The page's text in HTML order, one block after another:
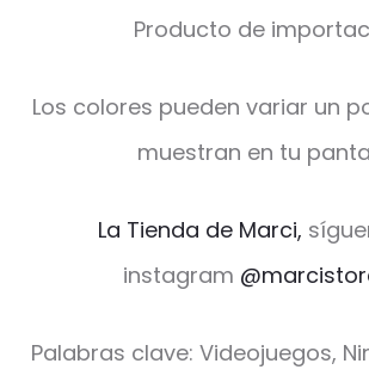
Producto de
Los colores pueden variar un
muestran en tu
La Tienda de Marci,
instagram
Palabras clave: Videojuegos,